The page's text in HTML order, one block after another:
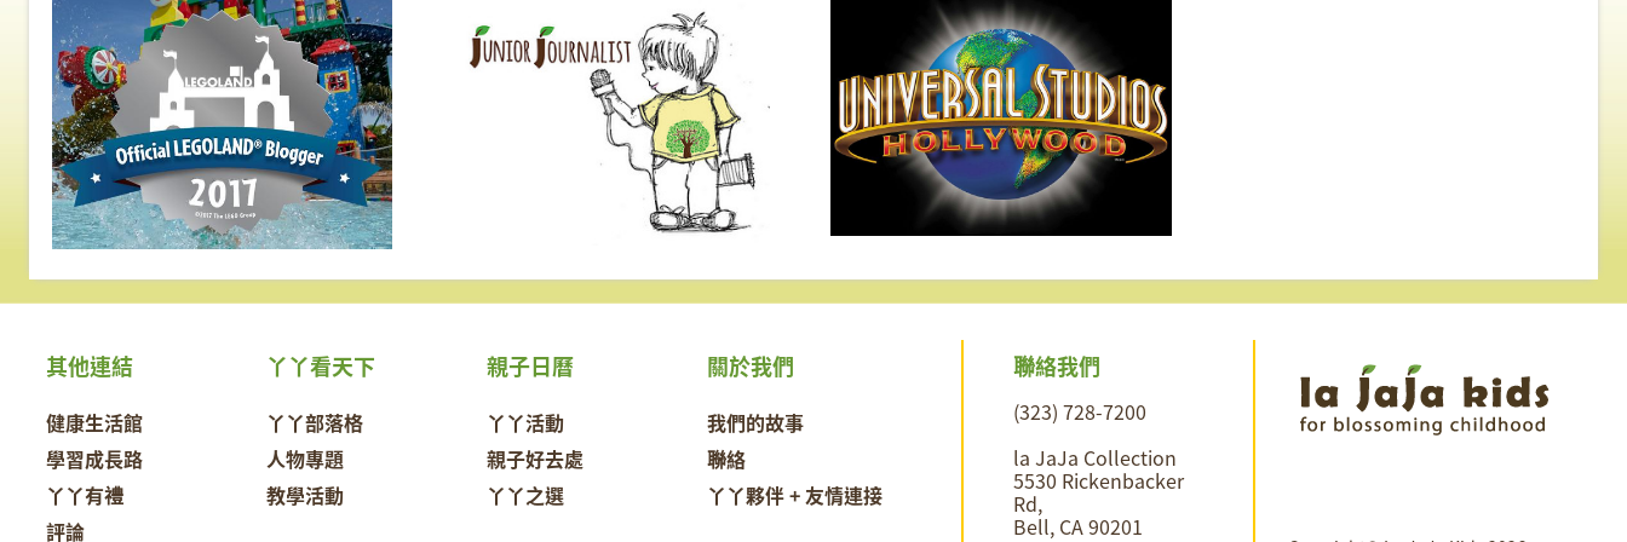
其他連結
健康生活館
學習成長路
丫丫有禮
評論
丫丫看天下
丫丫部落格
人物專題
教學活動
關於我們
我們的故事
聯絡
丫丫夥伴 + 友情連接
親子日曆
丫丫活動
親子好去處
丫丫之選
聯絡我們
(323) 728-7200
la JaJa Collection
5530 Rickenbacker
Rd,
Bell, CA 90201